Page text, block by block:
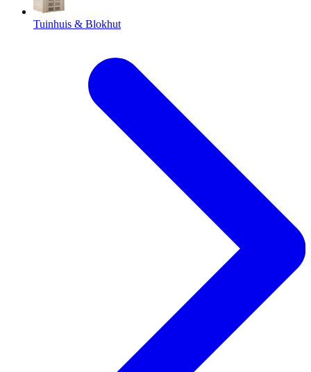
Tuinhuis & Blokhut